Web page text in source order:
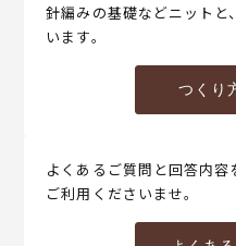
針編みの基礎などニットと
います。
つくり
よくあるご質問と回答内
ご利用くださいませ。